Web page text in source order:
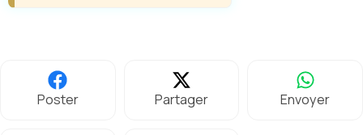
Poster Partager Envoyer